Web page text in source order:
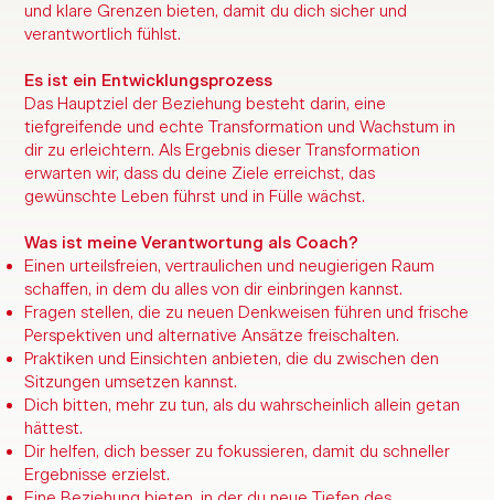
und klare Grenzen bieten, damit du dich sicher und
verantwortlich fühlst.
Es ist ein Entwicklungsprozess
Das Hauptziel der Beziehung besteht darin, eine
tiefgreifende und echte Transformation und Wachstum in
dir zu erleichtern. Als Ergebnis dieser Transformation
erwarten wir, dass du deine Ziele erreichst, das
gewünschte Leben führst und in Fülle wächst.
Was ist meine Verantwortung als Coach?
Einen urteilsfreien, vertraulichen und neugierigen Raum
schaffen, in dem du alles von dir einbringen kannst.
Fragen stellen, die zu neuen Denkweisen führen und frische
Perspektiven und alternative Ansätze freischalten.
Praktiken und Einsichten anbieten, die du zwischen den
Sitzungen umsetzen kannst.
Dich bitten, mehr zu tun, als du wahrscheinlich allein getan
hättest.
Dir helfen, dich besser zu fokussieren, damit du schneller
Ergebnisse erzielst.